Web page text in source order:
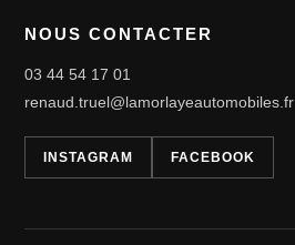
NOUS CONTACTER
03 44 54 17 01
renaud.truel@lamorlayeautomobiles.fr
INSTAGRAM FACEBOOK